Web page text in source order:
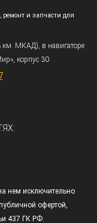
ремонт и запчасти для
км. МКАД), в навигаторе
корпус 30
нем исключительно
офертой,
437 ГК РФ.